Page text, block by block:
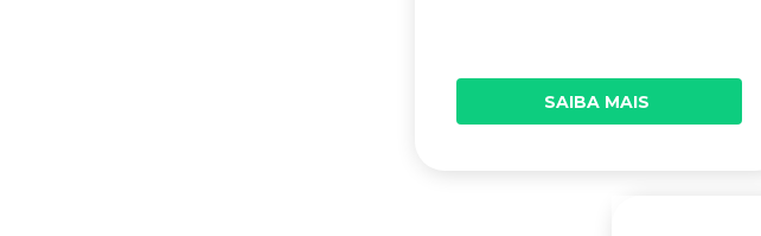
SAIBA MAIS